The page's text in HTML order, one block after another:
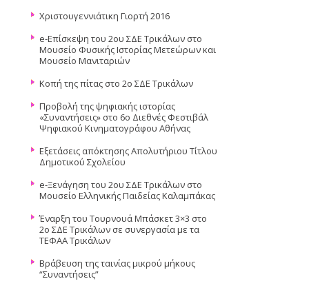
Χριστουγεννιάτικη Γιορτή 2016
e-Επίσκεψη του 2ου ΣΔΕ Τρικάλων στο
Μουσείο Φυσικής Ιστορίας Μετεώρων και
Μουσείο Μανιταριών
Κοπή της πίτας στο 2ο ΣΔΕ Τρικάλων
Προβολή της ψηφιακής ιστορίας
«Συναντήσεις» στο 6ο Διεθνές Φεστιβάλ
Ψηφιακού Κινηματογράφου Αθήνας
Εξετάσεις απόκτησης Απολυτήριου Τίτλου
Δημοτικού Σχολείου
e-Ξενάγηση του 2ου ΣΔΕ Τρικάλων στο
Μουσείο Ελληνικής Παιδείας Καλαμπάκας
Έναρξη του Τουρνουά Μπάσκετ 3×3 στο
2ο ΣΔΕ Τρικάλων σε συνεργασία με τα
ΤΕΦΑΑ Τρικάλων
Βράβευση της ταινίας μικρού μήκους
“Συναντήσεις”